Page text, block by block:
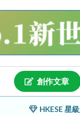
創作文章
HKESE 星